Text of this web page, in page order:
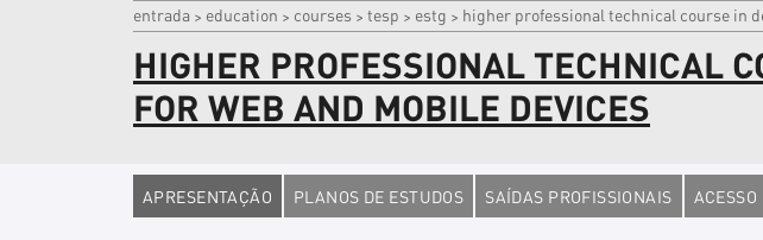
|
Ir
para
navegação
entrada > education > courses > tesp > estg > higher professional technical course in
HIGHER PROFESSIONAL TECHNICAL
FOR WEB AND MOBILE DEVICES
APRESENTAÇÃO PLANOS DE ESTUDOS SAÍDAS PROFISSIONAIS ACESSO